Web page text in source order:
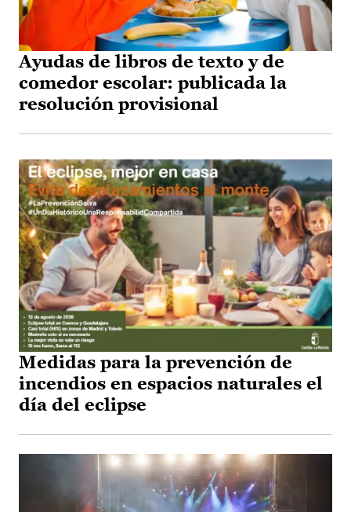
Ayudas de libros de texto y de
comedor escolar: publicada la
resolución provisional
Medidas para la prevención de
incendios en espacios naturales el
día del eclipse